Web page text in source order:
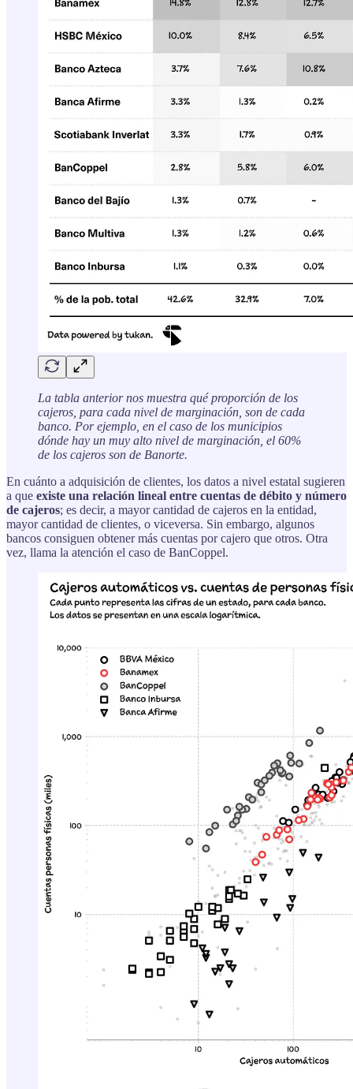
La tabla anterior nos muestra qué proporción de los
cajeros, para cada nivel de marginación, son de cada
banco. Por ejemplo, en el caso de los municipios
dónde hay un muy alto nivel de marginación, el 60%
de los cajeros son de Banorte.
En cuánto a adquisición de clientes, los datos a nivel estatal sugieren
a que existe una relación lineal entre cuentas de débito y número
de cajeros; es decir, a mayor cantidad de cajeros en la entidad,
mayor cantidad de clientes, o viceversa. Sin embargo, algunos
bancos consiguen obtener más cuentas por cajero que otros. Otra
vez, llama la atención el caso de BanCoppel.